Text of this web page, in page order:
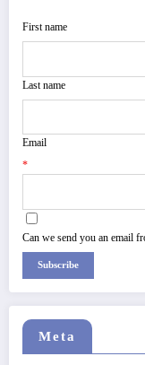
First name
Last name
Email
*
Can we send you an email
Subscribe
Meta